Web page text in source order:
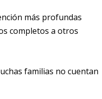
más profundas
completos a otros
familias no cuentan